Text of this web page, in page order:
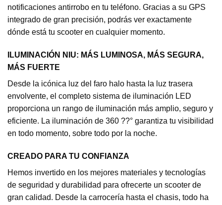
notificaciones antirrobo en tu teléfono. Gracias a su GPS
integrado de gran precisión, podrás ver exactamente
dónde está tu scooter en cualquier momento.
ILUMINACIÓN NIU: MÁS LUMINOSA, MÁS SEGURA,
MÁS FUERTE
Desde la icónica luz del faro halo hasta la luz trasera
envolvente, el completo sistema de iluminación LED
proporciona un rango de iluminación más amplio, seguro y
eficiente. La iluminación de 360 ??° garantiza tu visibilidad
en todo momento, sobre todo por la noche.
CREADO PARA TU CONFIANZA
Hemos invertido en los mejores materiales y tecnologías
de seguridad y durabilidad para ofrecerte un scooter de
gran calidad. Desde la carrocería hasta el chasis, todo ha